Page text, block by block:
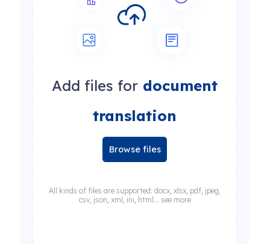
Add files for document
translation
Browse files
All kinds of files are supported: docx, xlsx, pdf, jpeg,
csv, json, xml, ini, html... see more